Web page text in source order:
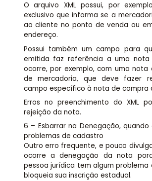
O arquivo XML possui, por
exclusivo que informa se a
ao cliente no ponto de venda ou
endereço.
Possui também um campo para
emitida faz referência a uma nota
ocorre, por exemplo, com uma nota
de mercadoria, que deve fazer
campo específico à nota de compra
Erros no preenchimento do XML
rejeição da nota.
6 – Esbarrar na Denegação,
problemas de cadastro
Outro erro frequente, e pouco
ocorre a denegação da nota
pessoa jurídica tem algum problema
bloqueia sua inscrição estadual.